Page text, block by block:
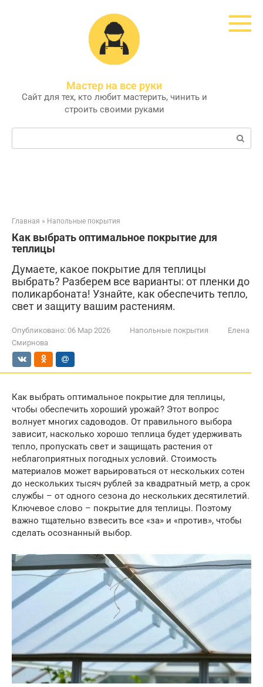
Мастер на все руки
Сайт для тех, кто любит мастерить, чинить и
строить своими руками
Поиск:
Главная » Напольные покрытия
Как выбрать оптимальное покрытие для
теплицы
Думаете, какое покрытие для теплицы
выбрать? Разберем все варианты: от пленки до
поликарбоната! Узнайте, как обеспечить тепло,
свет и защиту вашим растениям.
Опубликовано: 06 Мар 2026 Напольные покрытия
Елена
Смирнова
Как выбрать оптимальное покрытие для теплицы,
чтобы обеспечить хороший урожай? Этот вопрос
волнует многих садоводов. От правильного выбора
зависит, насколько хорошо теплица будет удерживать
тепло, пропускать свет и защищать растения от
неблагоприятных погодных условий. Стоимость
материалов может варьироваться от нескольких сотен
до нескольких тысяч рублей за квадратный метр, а срок
службы – от одного сезона до нескольких десятилетий.
Ключевое слово – покрытие для теплицы. Поэтому
важно тщательно взвесить все «за» и «против», чтобы
сделать осознанный выбор.